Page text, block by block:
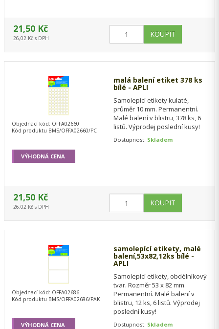
21,50 Kč
26,02 Kč s DPH
malá balení etiket 378 ks
bílé - APLI
Samolepící etikety kulaté,
průměr 10 mm. Permanentní.
Malé balení v blistru, 378 ks, 6
listů. Výprodej poslední kusy!
Dostupnost: Skladem
Objednací kód: OFFA02660
Kód produktu BMS/OFFA02660/PC
21,50 Kč
26,02 Kč s DPH
VÝHODNÁ CENA
samolepící etikety, malé
balení,53x82,12ks bílé -
APLI
Samolepící etikety, obdélníkový
tvar. Rozměr 53 x 82 mm.
Permanentní. Malé balení v
blistru, 12 ks, 6 listů. Výprodej
poslední kusy!
Dostupnost: Skladem
Objednací kód: OFFA02686
Kód produktu BMS/OFFA02686/PAK
VÝHODNÁ CENA